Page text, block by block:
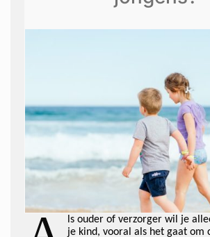
ls ouder of verzorger wil je
je kind, vooral als het gaat om